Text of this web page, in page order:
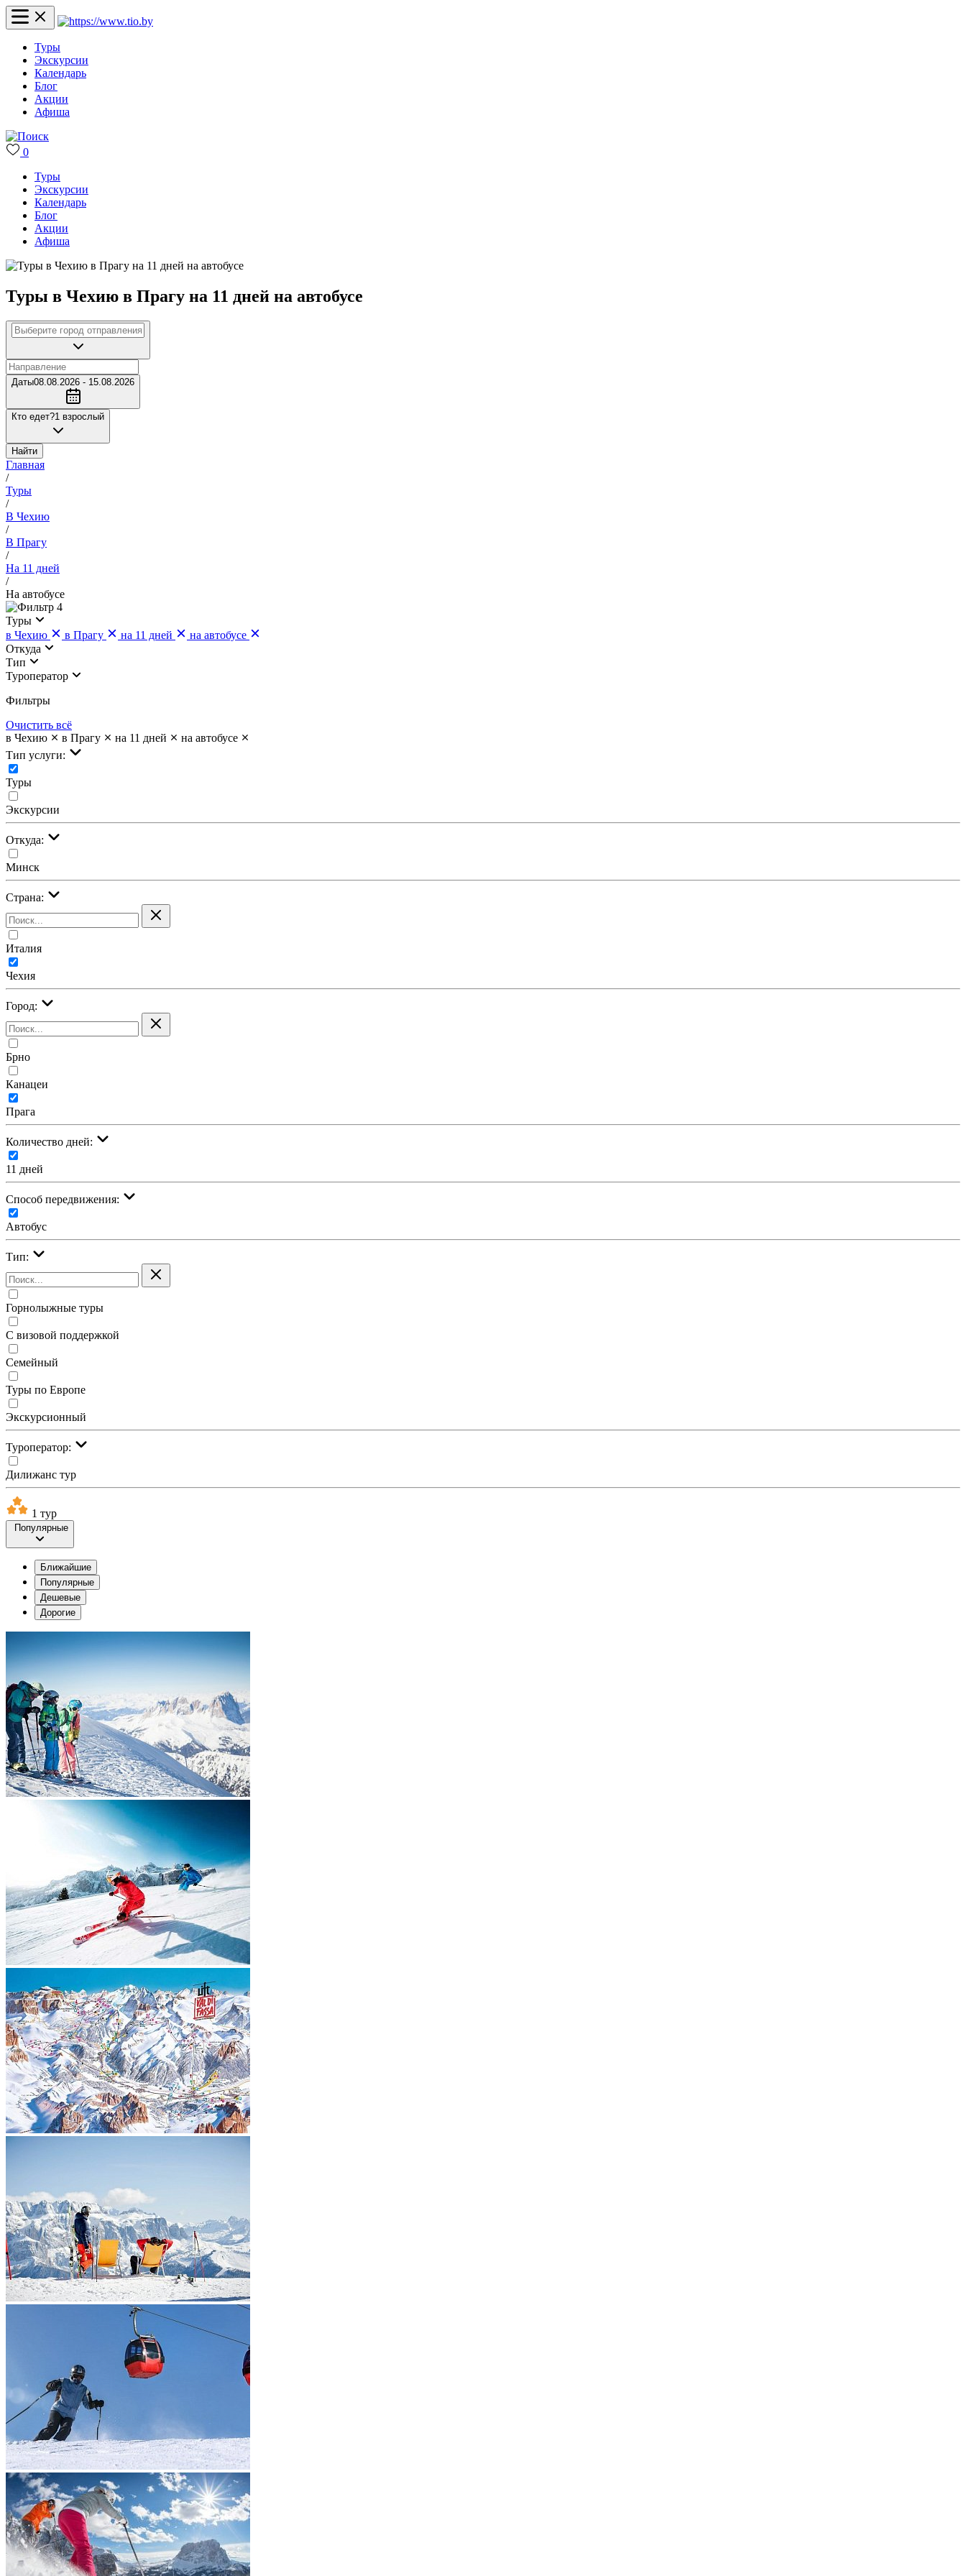
Туры
Экскурсии
Календарь
Блог
Акции
Афиша
0
Туры
Экскурсии
Календарь
Блог
Акции
Афиша
Туры в Чехию в Прагу на 11 дней на автобусе
Даты08.08.2026 - 15.08.2026
Кто едет?1 взрослый
Найти
Главная
/
Туры
/
В Чехию
/
В Прагу
/
На 11 дней
/
На автобусе
4
Туры
в Чехию
в Прагу на 11 дней
на автобусе
Откуда
Тип
Туроператор
Фильтры
Очистить всё
в Чехию
в Прагу на 11 дней
на автобусе
Тип услуги:
Туры
Экскурсии
Откуда:
Минск
Страна:
Италия
Чехия
Город:
Брно
Канацеи
Прага
Количество дней:
11 дней
Cпособ передвижения:
Автобус
Тип:
Горнолыжные туры
С визовой поддержкой
Семейный
Туры по Европе
Экскурсионный
Туроператор:
Дилижанс тур
1 тур
Популярные
Ближайшие
Популярные
Дешевые
Дорогие